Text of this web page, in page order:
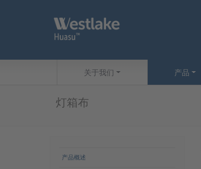
网站导航
关于我们 产品
灯箱布
产品概述